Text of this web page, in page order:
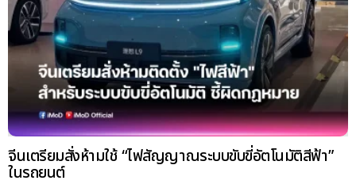
จีนเตรียมสั่งห้ามใช้ “ไฟสัญญาณระบบขับขี่อัตโนมัติสีฟ้า”
ในรถยนต์